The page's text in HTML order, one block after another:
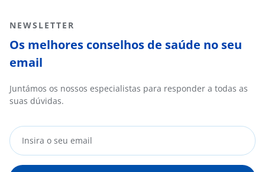
NEWSLETTER
Os melhores conselhos de saúde no seu
email
Juntámos os nossos especialistas para responder a todas as
suas dúvidas.